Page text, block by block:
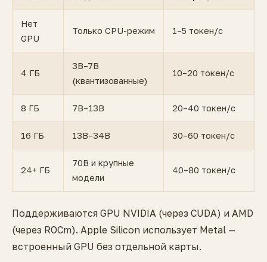
Нет
GPU
Только CPU-режим 1–5 токен/с
4 ГБ
3B–7B
(квантизованные)
10–20 токен/с
8 ГБ 7B–13B 20–40 токен/с
16 ГБ 13B–34B 30–60 токен/с
24+ ГБ
70B и крупные
модели
40–80 токен/с
Поддерживаются GPU NVIDIA (через CUDA) и AMD
(через ROCm). Apple Silicon использует Metal —
встроенный GPU без отдельной карты.